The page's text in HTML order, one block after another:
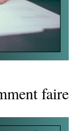
faire